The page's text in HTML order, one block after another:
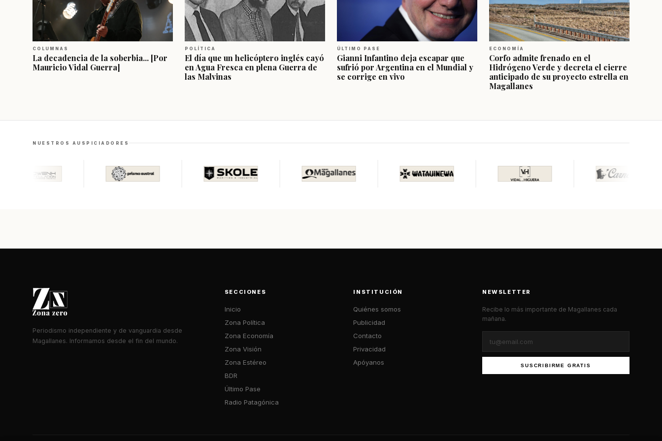
COLUMNAS
La decadencia de la soberbia... [Por
Mauricio Vidal Guerra]
POLÍTICA
El día que un helicóptero inglés cayó
en Agua Fresca en plena Guerra de
las Malvinas
ÚLTIMO PASE
Gianni Infantino deja escapar que
sufrió por Argentina en el Mundial y
se corrige en vivo
ECONOMÍA
Corfo admite frenado en el
Hidrógeno Verde y decreta el cierre
anticipado de su proyecto estrella en
Magallanes
NUESTROS AUSPICIADORES
Periodismo independiente y de vanguardia desde
Magallanes. Informamos desde el fin del mundo.
SECCIONES
Inicio
Zona Política
Zona Economía
Zona Visión
Zona Estéreo
BDR
Último Pase
Radio Patagónica
INSTITUCIÓN
Quiénes somos
Publicidad
Contacto
Privacidad
Apóyanos
NEWSLETTER
Recibe lo más importante de Magallanes cada
mañana.
SUSCRIBIRME GRATIS